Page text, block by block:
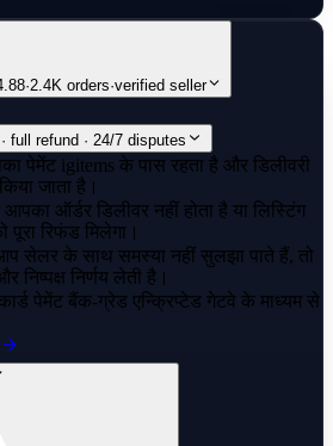
·2.4K orders·verified seller
full refund · 24/7 disputes
पेमेंट igitems के पास रहता है और डिलीवरी
जाता है।
आपका ऑर्डर डिलीवर नहीं होता है या लिस्टिंग
रिफंड मिलेगा।
सेलर के साथ समस्या नहीं सुलझा पाते हैं, तो
निष्पक्ष निर्णय लेती है।
पेमेंट बैंक-ग्रेड एन्क्रिप्टेड गेटवे के माध्यम से